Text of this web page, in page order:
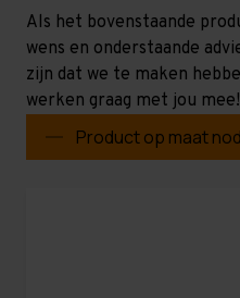
Als het bovenstaande
wens en onderstaande
zijn dat we te maken
werken graag met jou mee!
Product op maat